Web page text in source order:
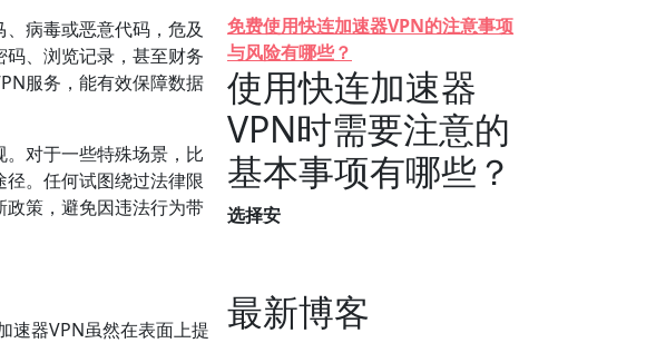
病毒或恶意代码，危及
、浏览记录，甚至财务
服务，能有效保障数据
对于一些特殊场景，比
。任何试图绕过法律限
策，避免因违法行为带
速器VPN虽然在表面上提
免费使用快连加速器VPN的注意事项
与风险有哪些？
使用快连加速器
VPN时需要注意的
基本事项有哪些？
选择安
最新博客